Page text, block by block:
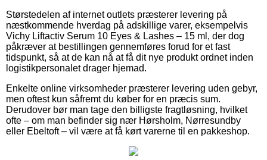
Størstedelen af internet outlets præsterer levering på
næstkommende hverdag på adskillige varer, eksempelvis
Vichy Liftactiv Serum 10 Eyes & Lashes – 15 ml, der dog
påkræver at bestillingen gennemføres forud for et fast
tidspunkt, så at de kan nå at få dit nye produkt ordnet inden
logistikpersonalet drager hjemad.
Enkelte online virksomheder præsterer levering uden gebyr,
men oftest kun såfremt du køber for en præcis sum.
Derudover bør man tage den billigste fragtløsning, hvilket
ofte – om man befinder sig nær Hørsholm, Nørresundby
eller Ebeltoft – vil være at få kørt varerne til en pakkeshop.